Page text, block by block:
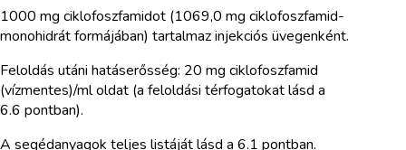
1000 mg ciklofoszfamidot (1069,0 mg ciklofoszfamid-
monohidrát formájában) tartalmaz injekciós üvegenként.
Feloldás utáni hatáserősség: 20 mg ciklofoszfamid
(vízmentes)/ml oldat (a feloldási térfogatokat lásd a
6.6 pontban).
A segédanyagok teljes listáját lásd a 6.1 pontban.